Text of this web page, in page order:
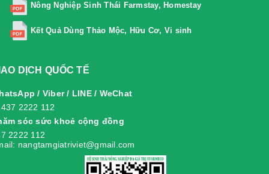
Nông Nghiệp Sinh Thái Farmstay, Homestay
Kết Quả Dùng Thảo Mộc, Hữu Cơ, Vi sinh
DỊCH QUỐC TẾ
/ Viber / LINE / WeChat
2222 112
sóc sức khoẻ cộng đồng
2222 112
nangtamgiatriviet@gmail.com